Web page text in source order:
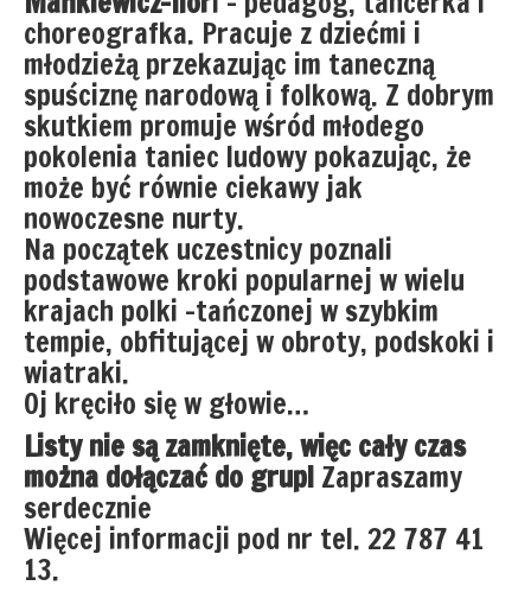
choreografka. Pracuje z dziećmi i
młodzieżą przekazując im taneczną
spuściznę narodową i folkową. Z dobrym
skutkiem promuje wśród młodego
pokolenia taniec ludowy pokazując, że
może być równie ciekawy jak
nowoczesne nurty.
Na początek uczestnicy poznali
podstawowe kroki popularnej w wielu
krajach polki –tańczonej w szybkim
tempie, obfitującej w obroty, podskoki i
wiatraki.
Oj kręciło się w głowie…
Listy nie są zamknięte, więc cały czas
można dołączać do grup! Zapraszamy
serdecznie
Więcej informacji pod nr tel. 22 787 41
13.